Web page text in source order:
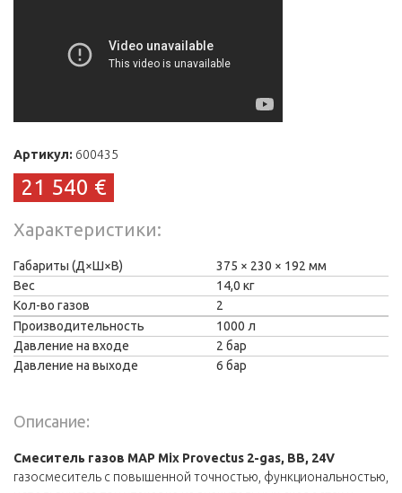
Артикул: 600435
21 540 €
Характеристики
Габариты (Д×Ш×В) 375 230
192 мм
Вес
14,0 кг
Кол-во газов
2
Производительность
1000 л
Давление на входе
2 бар
Давление на выходе
6 бар
Описание:
Смеситель газов MAP Mix Provectus 2-gas, BB, 24V
газосмеситель с повышенной точностью, функциональностью,